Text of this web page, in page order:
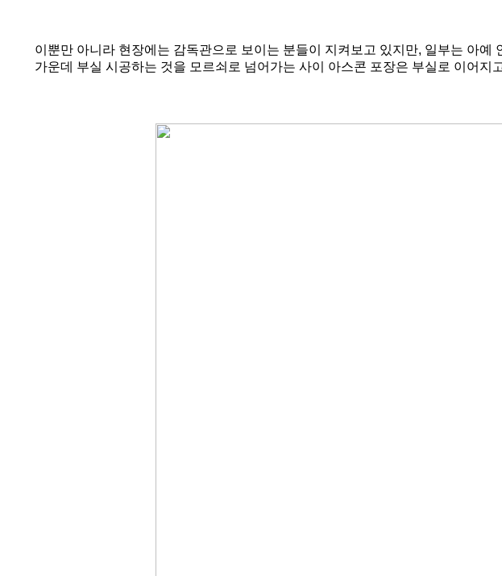
이뿐만 아니라 현장에는 감독관으로 보이는 분들이 지켜보고 있지만, 일부는 아예
가운데 부실 시공하는 것을 모르쇠로 넘어가는 사이 아스콘 포장은 부실로 이어지